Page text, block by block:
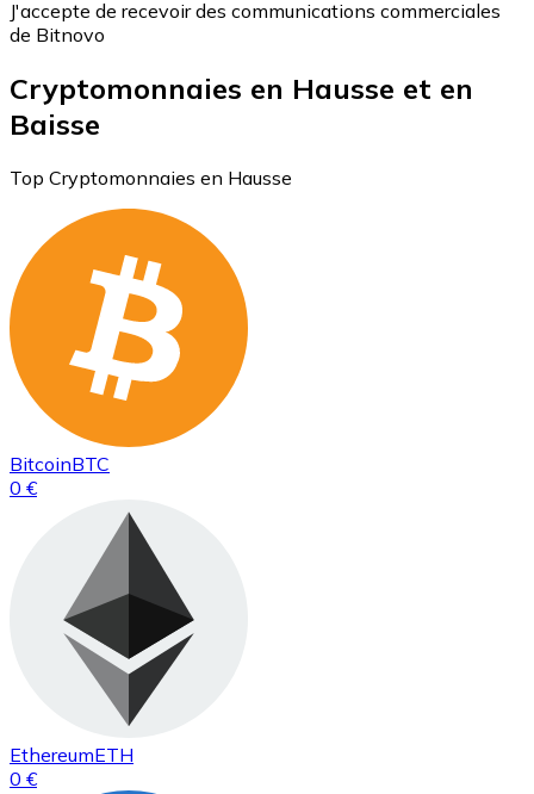
J'accepte de recevoir des communications commerciales
de Bitnovo
Cryptomonnaies en Hausse et en
Baisse
Top Cryptomonnaies en Hausse
BitcoinBTC
0 €
EthereumETH
0 €